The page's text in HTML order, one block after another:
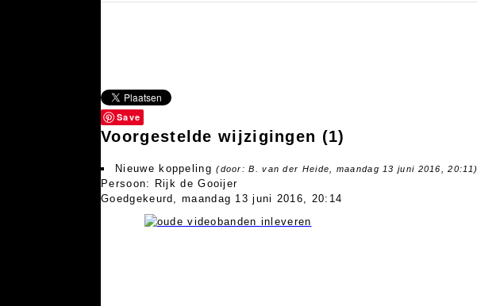
Save
Voorgestelde wijzigingen (1)
Nieuwe koppeling(door: B. van der Heide, maandag 13 juni 2016, 20:11)
Persoon: Rijk de Gooijer
Goedgekeurd, maandag 13 juni 2016, 20:14